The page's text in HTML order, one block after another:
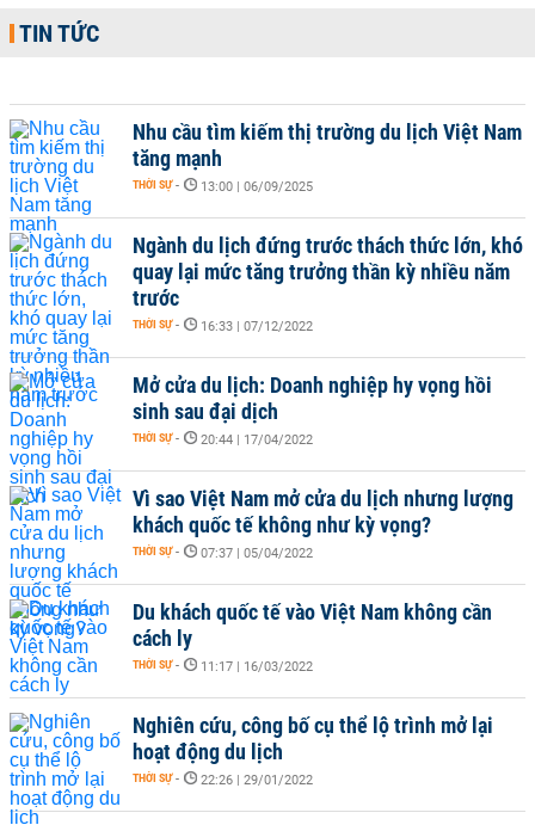
TIN TỨC
Nhu cầu tìm kiếm thị trường du lịch Việt Nam
tăng mạnh
THỜI SỰ - 13:00 | 06/09/2025
Ngành du lịch đứng trước thách thức lớn, khó
quay lại mức tăng trưởng thần kỳ nhiều năm
trước
THỜI SỰ - 16:33 | 07/12/2022
Mở cửa du lịch: Doanh nghiệp hy vọng hồi
sinh sau đại dịch
THỜI SỰ - 20:44 | 17/04/2022
Vì sao Việt Nam mở cửa du lịch nhưng lượng
khách quốc tế không như kỳ vọng?
THỜI SỰ - 07:37 | 05/04/2022
Du khách quốc tế vào Việt Nam không cần
cách ly
THỜI SỰ - 11:17 | 16/03/2022
Nghiên cứu, công bố cụ thể lộ trình mở lại
hoạt động du lịch
THỜI SỰ - 22:26 | 29/01/2022